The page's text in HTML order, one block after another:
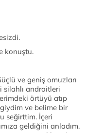
konuştu.
ve geniş omuzları
silahlı androitleri
örtüyü atıp
ve belime bir
seğirttim. İçeri
geldiğini anladım.